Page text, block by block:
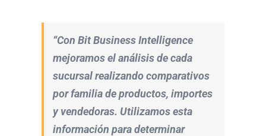
“Con Bit Business Intelligence
mejoramos el análisis de cada
sucursal realizando comparativos
por familia de productos, importes
y vendedoras. Utilizamos esta
información para determinar